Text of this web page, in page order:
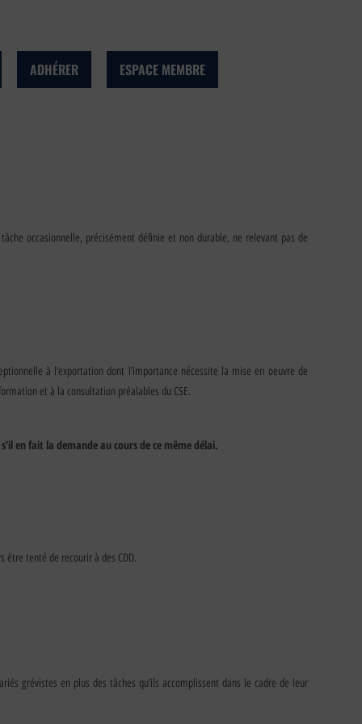
ADHÉRER ESPACE MEMBRE
occasionnelle, précisément définie et non durable, ne relevant pas de
à l’exportation dont l’importance nécessite la mise en oeuvre de
et à la consultation préalables du CSE.
en fait la demande au cours de ce même délai.
être tenté de recourir à des CDD.
grévistes en plus des tâches qu’ils accomplissent dans le cadre de leur